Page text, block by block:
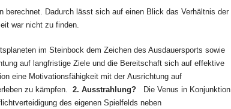
berechnet. Dadurch lässt sich auf einen Blick das Verhältnis der
war nicht zu finden.
im Steinbock dem Zeichen des Ausdauersports sowie
auf langfristige Ziele und die Bereitschaft sich auf effektive
eine Motivationsfähigkeit mit der Ausrichtung auf
zu kämpfen. 2. Ausstrahlung? Die Venus in Konjunktion
des eigenen Spielfelds neben